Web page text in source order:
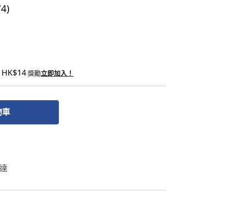
HK$14獎勵立即加入！
車